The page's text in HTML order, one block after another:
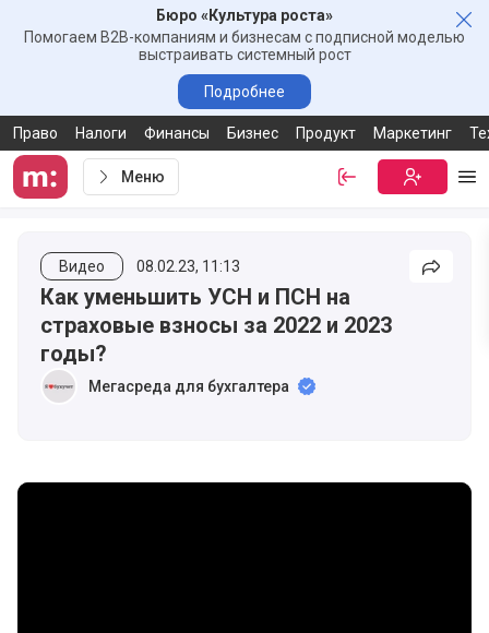
Бюро «Культура роста»
Помогаем B2B-компаниям и бизнесам с подписной моделью
выстраивать системный рост
Подробнее
Право Налоги Финансы Бизнес Продукт Маркетинг
Меню Войти
Видео 08.02.23, 11:13
Как уменьшить УСН и ПСН на
страховые взносы за 2022 и 2023
годы?
Мегасреда для бухгалтера